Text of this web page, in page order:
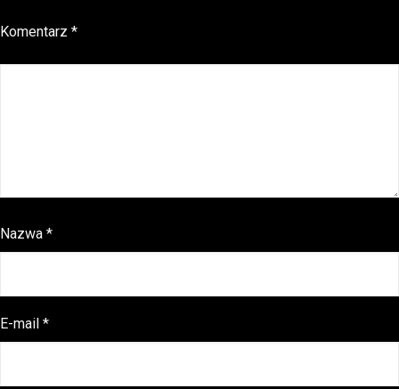
Komentarz *
Nazwa *
E-mail *